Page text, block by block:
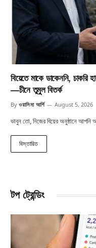
বিয়েতে মাকে ডাকেননি, চাকরি
—চীনে তুমুল বিতর্ক
By ওয়াসিমা আর্শি August 5, 2026
ভাবুন তো, নিজের বিয়ের অনুষ্ঠানে আপনি
বিস্তারিত
টপ ট্রেন্ডিং